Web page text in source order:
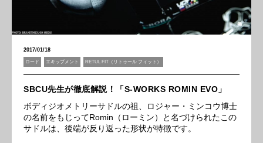
2017/01/18
ロード エキップメント RETUL FIT（リトゥール フィット）
SBCU先生が徹底解説！「S-WORKS ROMIN EVO」
ボディジオメトリーサドルの祖、ロジャー・ミンコウ博士
の名前をもじってRomin（ローミン）と名づけられたこの
サドルは、後端が反り返った形状が特徴です。